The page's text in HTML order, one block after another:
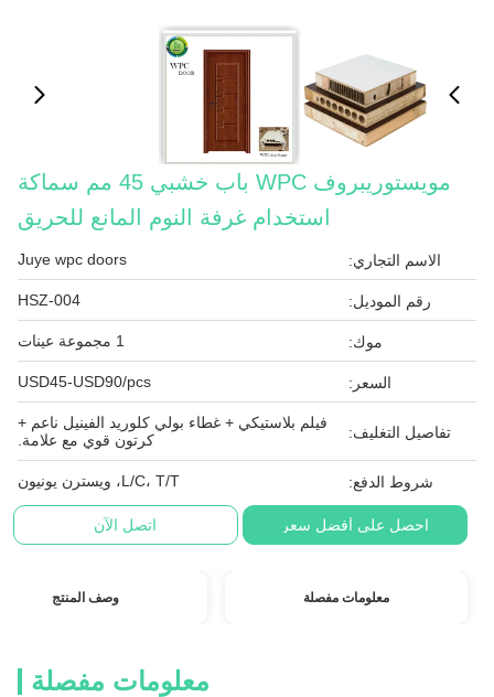
مويستوريبروف WPC باب خشبي 45 مم سماكة
استخدام غرفة النوم المانع للحريق
الاسم التجاري: Juye wpc doors
رقم الموديل: HSZ-004
موك: 1 مجموعة عينات
السعر: USD45-USD90/pcs
تفاصيل التغليف:
فيلم بلاستيكي + غطاء بولي كلوريد الفينيل ناعم +
كرتون قوي مع علامة.
شروط الدفع: L/C، T/T، ويسترن يونيون
احصل على أفضل سعر اتصل الآن
معلومات مفصلة وصف المنتج
معلومات مفصلة